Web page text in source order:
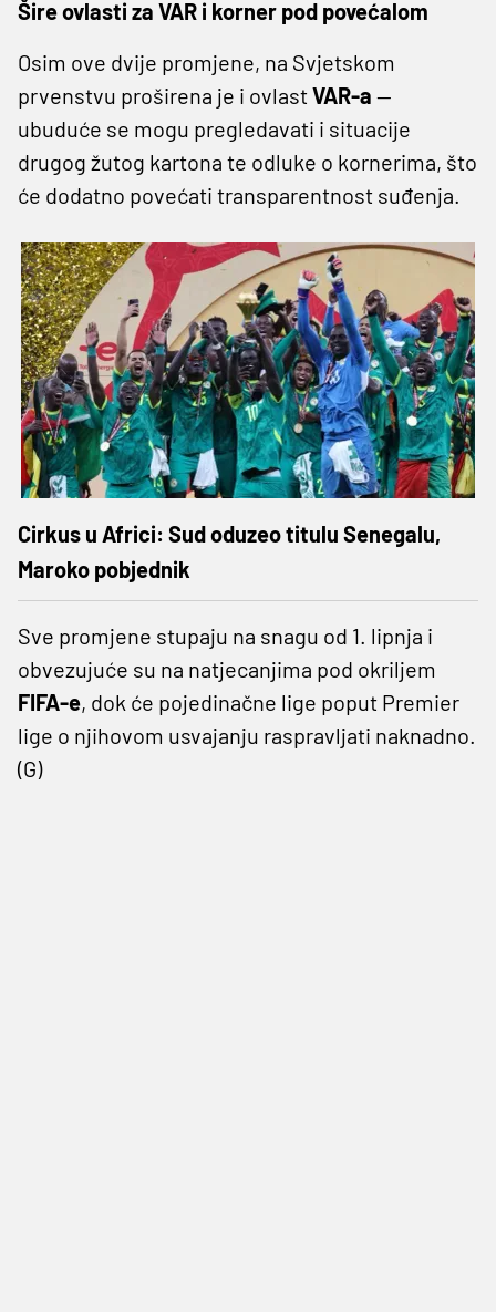
Šire ovlasti za VAR i korner pod povećalom
Osim ove dvije promjene, na Svjetskom
prvenstvu proširena je i ovlastVAR-a —
ubuduće se mogu pregledavati i situacije
drugog žutog kartona te odluke o kornerima, što
će dodatno povećati transparentnost suđenja.
Cirkus u Africi: Sud oduzeo titulu Senegalu,
Maroko pobjednik
Sve promjene stupaju na snagu od 1. lipnja i
obvezujuće su na natjecanjima pod okriljem
FIFA-e, dok će pojedinačne lige poput Premier
lige o njihovom usvajanju raspravljati naknadno.
(G)